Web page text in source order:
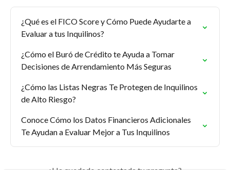
¿Qué es el FICO Score y Cómo Puede Ayudarte a
Evaluar a tus Inquilinos?
¿Cómo el Buró de Crédito te Ayuda a Tomar
Decisiones de Arrendamiento Más Seguras
¿Cómo las Listas Negras Te Protegen de Inquilinos
de Alto Riesgo?
Conoce Cómo los Datos Financieros Adicionales
Te Ayudan a Evaluar Mejor a Tus Inquilinos